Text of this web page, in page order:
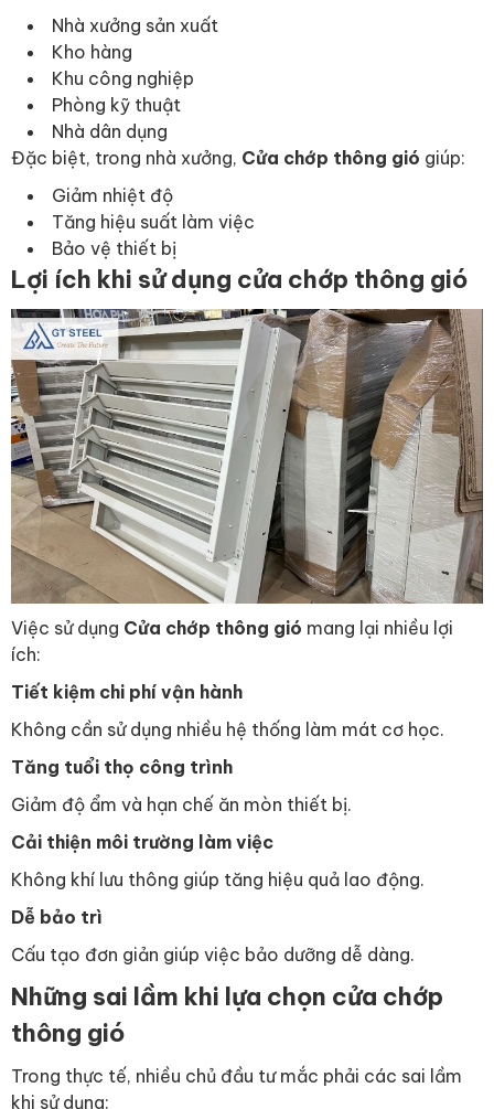
Nhà xưởng sản xuất
Kho hàng
Khu công nghiệp
Phòng kỹ thuật
Nhà dân dụng
Đặc biệt, trong nhà xưởng, Cửa chớp thông gió giúp:
Giảm nhiệt độ
Tăng hiệu suất làm việc
Bảo vệ thiết bị
Lợi ích khi sử dụng cửa chớp thông gió
Việc sử dụng Cửa chớp thông gió mang lại nhiều lợi
ích:
Tiết kiệm chi phí vận hành
Không cần sử dụng nhiều hệ thống làm mát cơ học.
Tăng tuổi thọ công trình
Giảm độ ẩm và hạn chế ăn mòn thiết bị.
Cải thiện môi trường làm việc
Không khí lưu thông giúp tăng hiệu quả lao động.
Dễ bảo trì
Cấu tạo đơn giản giúp việc bảo dưỡng dễ dàng.
Những sai lầm khi lựa chọn cửa chớp
thông gió
Trong thực tế, nhiều chủ đầu tư mắc phải các sai lầm
khi sử dụng: